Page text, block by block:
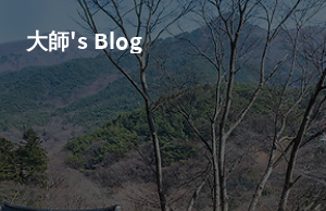
大師's Blog